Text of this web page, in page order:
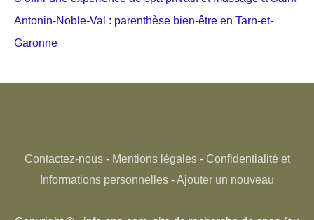
Antonin-Noble-Val : parenthèse bien-être en Tarn-et-
Garonne
Contactez-nous- Mentions légales- Confidentialité et
Informations personnelles -Ajouter un nouveau